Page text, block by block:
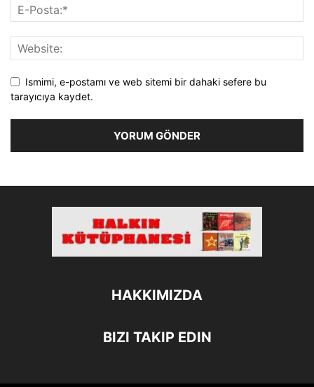
Ismimi, e-postamı ve web sitemi bir dahaki sefere bu
tarayıcıya kaydet.
HAKKIMIZDA
BIZI TAKIP EDIN